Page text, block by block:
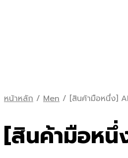
หน้าหลัก / Men / [สินค้ามือหนึ่ง]
[สินค้ามือหนึ่